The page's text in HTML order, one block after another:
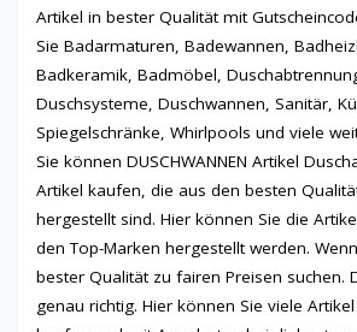
Artikel in bester Qualität mit
Sie Badarmaturen, Badewannen,
Badkeramik, Badmöbel,
Duschsysteme, Duschwannen, Sanitär,
Spiegelschränke, Whirlpools und viele
Sie können DUSCHWANNEN Artikel
Artikel kaufen, die aus den besten
hergestellt sind. Hier können Sie die
den Top-Marken hergestellt werden.
bester Qualität zu fairen Preisen suchen.
genau richtig. Hier können Sie viele